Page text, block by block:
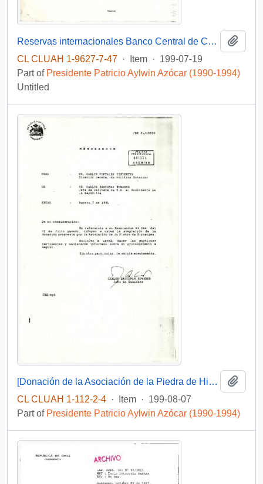
Reservas internacionales Banco Central de Chile
CL CLUAH 1-9627-7-47 · Item · 199-07-19
Part of Presidente Patricio Aylwin Azócar (1990-1994)
Untitled
[Donación de la Asociación de la Piedra de Hiroshima]
CL CLUAH 1-112-2-4 · Item · 199-08-07
Part of Presidente Patricio Aylwin Azócar (1990-1994)